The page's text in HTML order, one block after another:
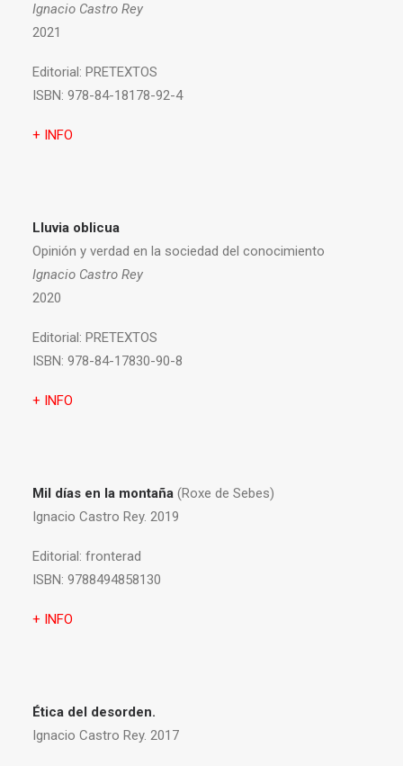
Ignacio Castro Rey
2021
Editorial: PRETEXTOS
ISBN: 978-84-18178-92-4
+ INFO
Lluvia oblicua
Opinión y verdad en la sociedad del conocimiento
Ignacio Castro Rey
2020
Editorial: PRETEXTOS
ISBN: 978-84-17830-90-8
+ INFO
Mil días en la montaña (Roxe de Sebes)
Ignacio Castro Rey. 2019
Editorial: fronterad
ISBN: 9788494858130
+ INFO
Ética del desorden.
Ignacio Castro Rey. 2017